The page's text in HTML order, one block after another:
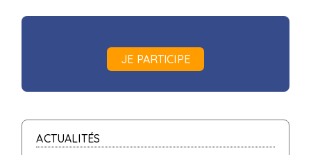
JE PARTICIPE
ACTUALITÉS